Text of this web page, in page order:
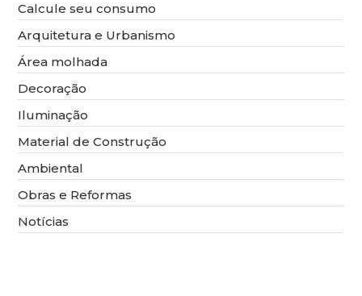
Calcule seu consumo
Arquitetura e Urbanismo
Área molhada
Decoração
Iluminação
Material de Construção
Ambiental
Obras e Reformas
Notícias